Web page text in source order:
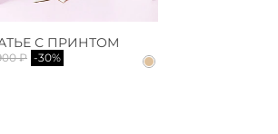
С ПРИНТОМ
₽ -30%